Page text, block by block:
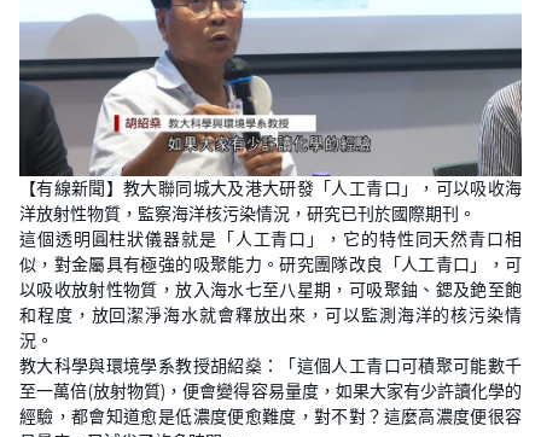
【有線新聞】教大聯同城大及港大研發「人工青口」，可以吸收海
洋放射性物質，監察海洋核污染情況，研究已刊於國際期刊。
這個透明圓柱狀儀器就是「人工青口」，它的特性同天然青口相
似，對金屬具有極強的吸聚能力。研究團隊改良「人工青口」，可
以吸收放射性物質，放入海水七至八星期，可吸聚鈾、鍶及銫至飽
和程度，放回潔淨海水就會釋放出來，可以監測海洋的核污染情
況。
教大科學與環境學系教授胡紹燊：「這個人工青口可積聚可能數千
至一萬倍(放射物質)，便會變得容易量度，如果大家有少許讀化學的
經驗，都會知道愈是低濃度便愈難度，對不對？這麼高濃度便很容